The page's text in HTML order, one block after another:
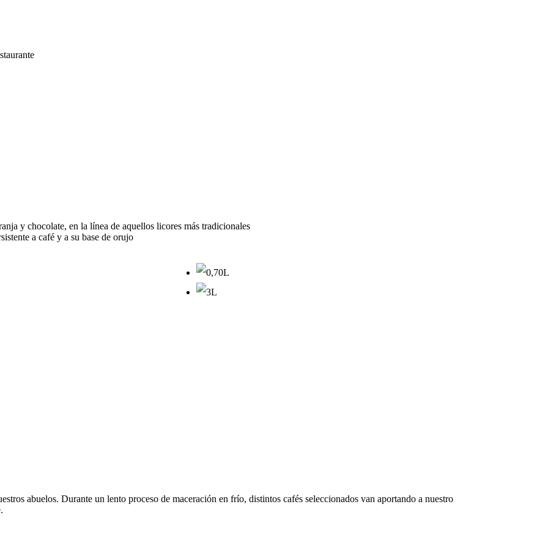
y chocolate, en la línea de aquellos licores más tradicionales
a café y a su base de orujo
abuelos. Durante un lento proceso de maceración en frío, distintos cafés seleccionados van aportando a nuestro